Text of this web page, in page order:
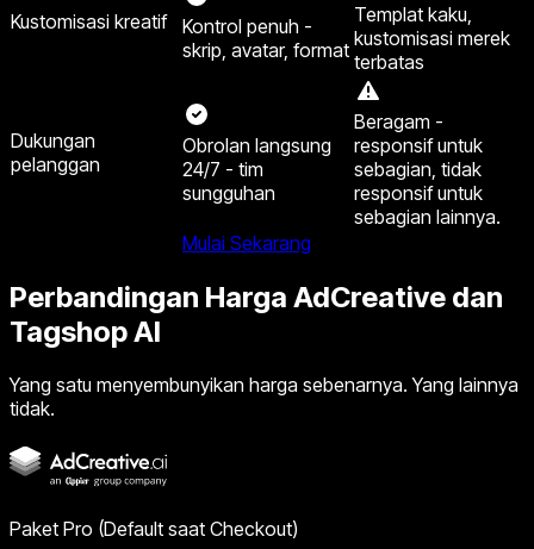
Kustomisasi kreatif
Kontrol penuh -
skrip, avatar, format
Templat kaku,
kustomisasi merek
terbatas
Dukungan
pelanggan
Obrolan langsung
24/7 - tim
sungguhan
Beragam -
responsif untuk
sebagian, tidak
responsif untuk
sebagian lainnya.
Mulai Sekarang
Perbandingan Harga AdCreative dan
Tagshop AI
Yang satu menyembunyikan harga sebenarnya. Yang lainnya
tidak.
Paket Pro (Default saat Checkout)